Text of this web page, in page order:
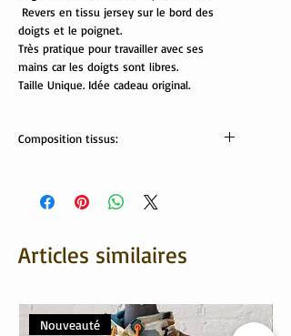
Revers en tissu jersey sur le bord des
doigts et le poignet.
Très pratique pour travailler avec ses
mains car les doigts sont libres.
Taille Unique. Idée cadeau original.
Composition tissus:
fausse fourrure: 100% polyester
Articles similaires
Nouveauté